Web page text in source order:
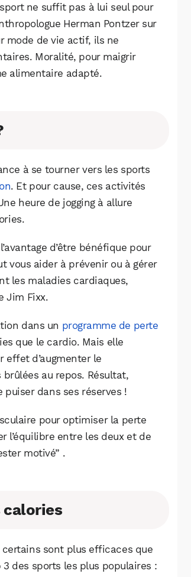
ne suffit pas à lui seul pour
Herman Pontzer sur
mode de vie actif, ils ne
Moralité, pour maigrir
alimentaire adapté.
à se tourner vers les sports
. Et pour cause, ces activités
heure de jogging à allure
d’être bénéfique pour
vous aider à prévenir ou à gérer
les maladies cardiaques,
Jim Fixx.
dans un programme de perte
que le cardio. Mais elle
effet d’augmenter le
au repos. Résultat,
dans ses réserves !
pour optimiser la perte
l’équilibre entre les deux et de
motivé” .
calories
sont plus efficaces que
des sports les plus populaires :